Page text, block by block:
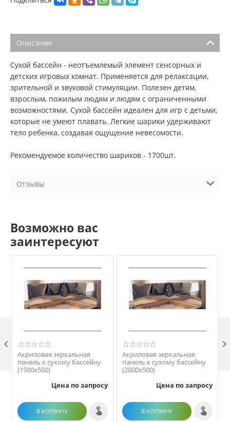
Описание
Сухой бассейн - неотъемлемый элемент сенсорных и
детских игровых комнат. Применяется для релаксации,
зрительной и звуковой стимуляции. Полезен детям,
взрослым, пожилым людям и людям с ограниченными
возможностями. Сухой бассейн идеален для игр с детьми,
которые не умеют плавать. Легкие шарики удерживают
тело ребенка, создавая ощущение невесомости.
Рекомендуемое количество шариков - 1700шт.
Отзывы
Возможно вас
заинтересуют
Акриловая зеркальная
панель к сухому бассейну
(1500х500)
Цена по запросу
В КОРЗИНУ
Акриловая зеркальная
панель к сухому бассейну
(2000х500)
Цена по запросу
В КОРЗИНУ
 